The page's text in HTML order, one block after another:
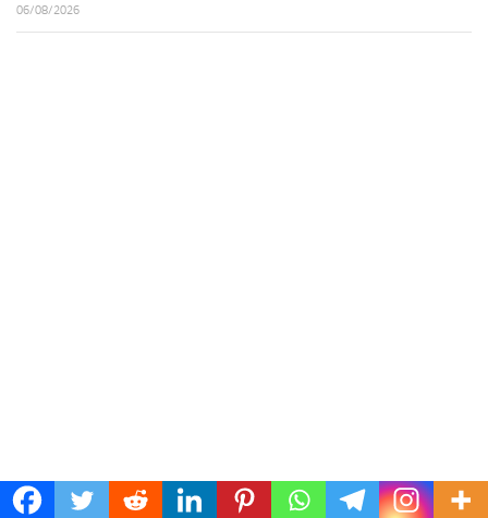
06/08/2026